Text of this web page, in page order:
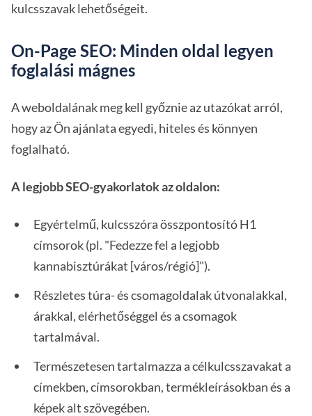
kulcsszavak lehetőségeit.
On-Page SEO: Minden oldal legyen
foglalási mágnes
A weboldalának meg kell győznie az utazókat arról,
hogy az Ön ajánlata egyedi, hiteles és könnyen
foglalható.
A legjobb SEO-gyakorlatok az oldalon:
Egyértelmű, kulcsszóra összpontosító H1
címsorok (pl. "Fedezze fel a legjobb
kannabisztúrákat [város/régió]").
Részletes túra- és csomagoldalak útvonalakkal,
árakkal, elérhetőséggel és a csomagok
tartalmával.
Természetesen tartalmazza a célkulcsszavakat a
címekben, címsorokban, termékleírásokban és a
képek alt szövegében.